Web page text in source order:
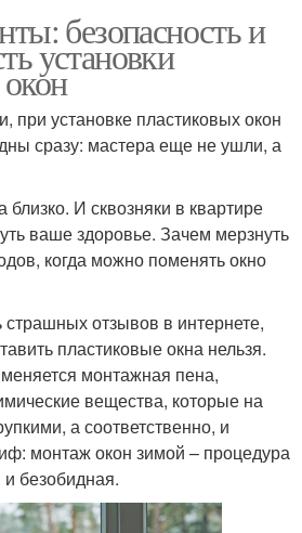
безопасность и
установки
при установке пластиковых окон
сразу: мастера еще не ушли, а
близко. И сквозняки в квартире
ваше здоровье. Зачем мерзнуть
когда можно поменять окно
отзывов в интернете,
пластиковые окна нельзя.
монтажная пена,
вещества, которые на
а соответственно, и
монтаж окон зимой – процедура
безобидная.